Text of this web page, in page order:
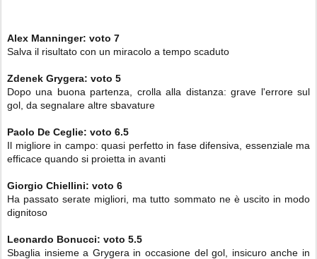
Alex Manninger: voto 7
Salva il risultato con un miracolo a tempo scaduto
Zdenek Grygera: voto 5
Dopo una buona partenza, crolla alla distanza: grave l'errore sul
gol, da segnalare altre sbavature
Paolo De Ceglie: voto 6.5
Il migliore in campo: quasi perfetto in fase difensiva, essenziale ma
efficace quando si proietta in avanti
Giorgio Chiellini: voto 6
Ha passato serate migliori, ma tutto sommato ne è uscito in modo
dignitoso
Leonardo Bonucci: voto 5.5
Sbaglia insieme a Grygera in occasione del gol, insicuro anche in